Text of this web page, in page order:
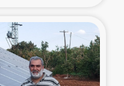
被災者支援
リー・リサイクル・プロ